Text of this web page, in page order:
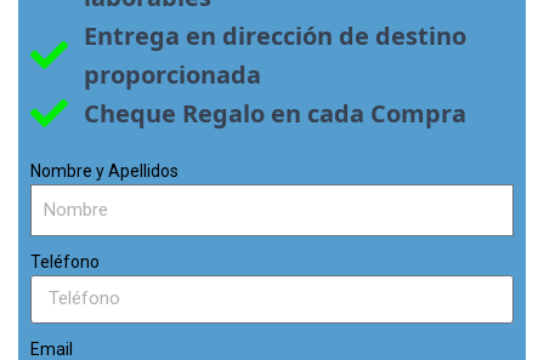
Entrega en dirección de destino
proporcionada
Cheque Regalo en cada Compra
Nombre y Apellidos
Teléfono
Email